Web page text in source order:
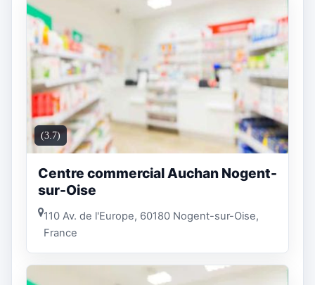
(3.7)
Centre commercial Auchan Nogent-
sur-Oise
110 Av. de l'Europe, 60180 Nogent-sur-Oise,
France